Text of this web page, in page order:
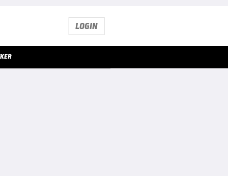
LOGIN